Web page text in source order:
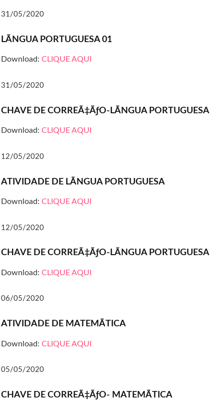
31/05/2020
LÃNGUA PORTUGUESA 01
Download: CLIQUE AQUI
31/05/2020
CHAVE DE CORREÃ‡ÃƒO-LÃNGUA PORTUGUESA
Download: CLIQUE AQUI
12/05/2020
ATIVIDADE DE LÃNGUA PORTUGUESA
Download: CLIQUE AQUI
12/05/2020
CHAVE DE CORREÃ‡ÃƒO-LÃNGUA PORTUGUESA
Download: CLIQUE AQUI
06/05/2020
ATIVIDADE DE MATEMÃTICA
Download: CLIQUE AQUI
05/05/2020
CHAVE DE CORREÃ‡ÃƒO- MATEMÃTICA